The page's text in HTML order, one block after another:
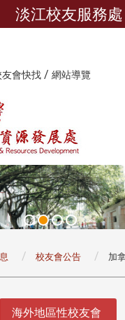
淡江校友服務處
友會快找 / 網站導覽
校友會公告 加
海外地區性校友會